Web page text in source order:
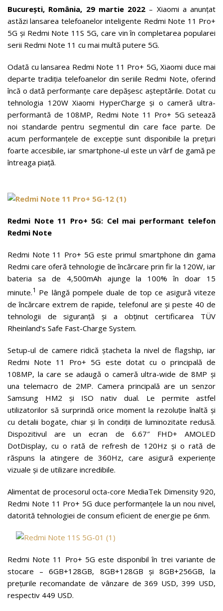
București, România, 29 martie 2022 – Xiaomi a anunțat
astăzi lansarea telefoanelor inteligente Redmi Note 11 Pro+
5G și Redmi Note 11S 5G, care vin în completarea popularei
serii Redmi Note 11 cu mai multă putere 5G.
Odată cu lansarea Redmi Note 11 Pro+ 5G, Xiaomi duce mai
departe tradiția telefoanelor din seriile Redmi Note, oferind
încă o dată performanțe care depășesc așteptările. Dotat cu
tehnologia 120W Xiaomi HyperCharge și o cameră ultra-
performantă de 108MP, Redmi Note 11 Pro+ 5G setează
noi standarde pentru segmentul din care face parte. De
acum performanțele de excepție sunt disponibile la prețuri
foarte accesibile, iar smartphone-ul este un vârf de gamă pe
întreaga piață.
Redmi Note 11 Pro+ 5G: Cel mai performant telefon
Redmi Note
Redmi Note 11 Pro+ 5G este primul smartphone din gama
Redmi care oferă tehnologie de încărcare prin fir la 120W, iar
bateria sa de 4,500mAh ajunge la 100% în doar 15
minute.1 Pe lângă pompele duale de top ce asigură viteze
de încărcare extrem de rapide, telefonul are și peste 40 de
tehnologii de siguranță și a obținut certificarea TÜV
Rheinland’s Safe Fast-Charge System.
Setup-ul de camere ridică ștacheta la nivel de flagship, iar
Redmi Note 11 Pro+ 5G este dotat cu o principală de
108MP, la care se adaugă o cameră ultra-wide de 8MP și
una telemacro de 2MP. Camera principală are un senzor
Samsung HM2 și ISO nativ dual. Le permite astfel
utilizatorilor să surprindă orice moment la rezoluție înaltă și
cu detalii bogate, chiar și în condiții de luminozitate redusă.
Dispozitivul are un ecran de 6.67″ FHD+ AMOLED
DotDisplay, cu o rată de refresh de 120Hz și o rată de
răspuns la atingere de 360Hz, care asigură experiențe
vizuale și de utilizare incredibile.
Alimentat de procesorul octa-core MediaTek Dimensity 920,
Redmi Note 11 Pro+ 5G duce performanțele la un nou nivel,
datorită tehnologiei de consum eficient de energie pe 6nm.
Redmi Note 11 Pro+ 5G este disponibil în trei variante de
stocare – 6GB+128GB, 8GB+128GB și 8GB+256GB, la
prețurile recomandate de vânzare de 369 USD, 399 USD,
respectiv 449 USD.